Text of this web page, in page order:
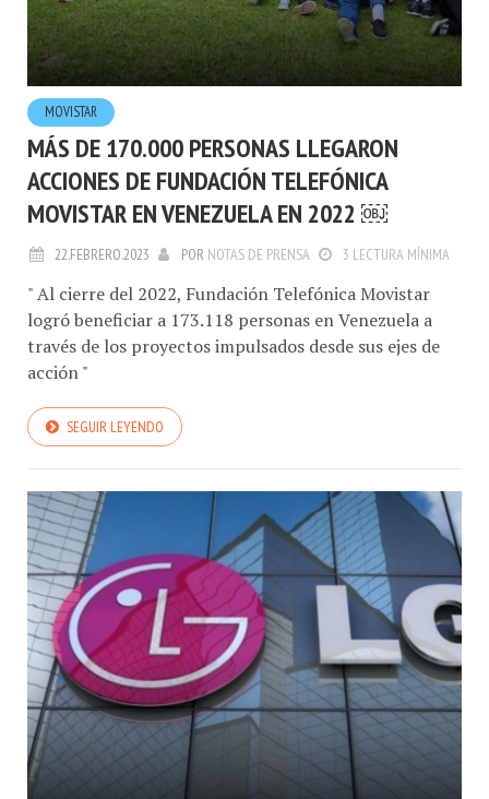
MOVISTAR
MÁS DE 170.000 PERSONAS LLEGARON
ACCIONES DE FUNDACIÓN TELEFÓNICA
MOVISTAR EN VENEZUELA EN 2022 ￼
22.FEBRERO.2023 POR NOTAS DE PRENSA 3 LECTURA MÍNIMA
" Al cierre del 2022, Fundación Telefónica Movistar
logró beneficiar a 173.118 personas en Venezuela a
través de los proyectos impulsados desde sus ejes de
acción "
SEGUIR LEYENDO